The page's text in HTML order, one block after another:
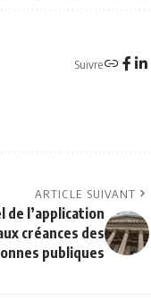
Suivre
ARTICLE SUIVANT
de l’application
créances des
publiques